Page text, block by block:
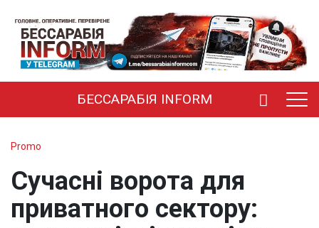
БЕССАРАБІЯ INFORM
Promo
Сучасні ворота для
приватного сектору: